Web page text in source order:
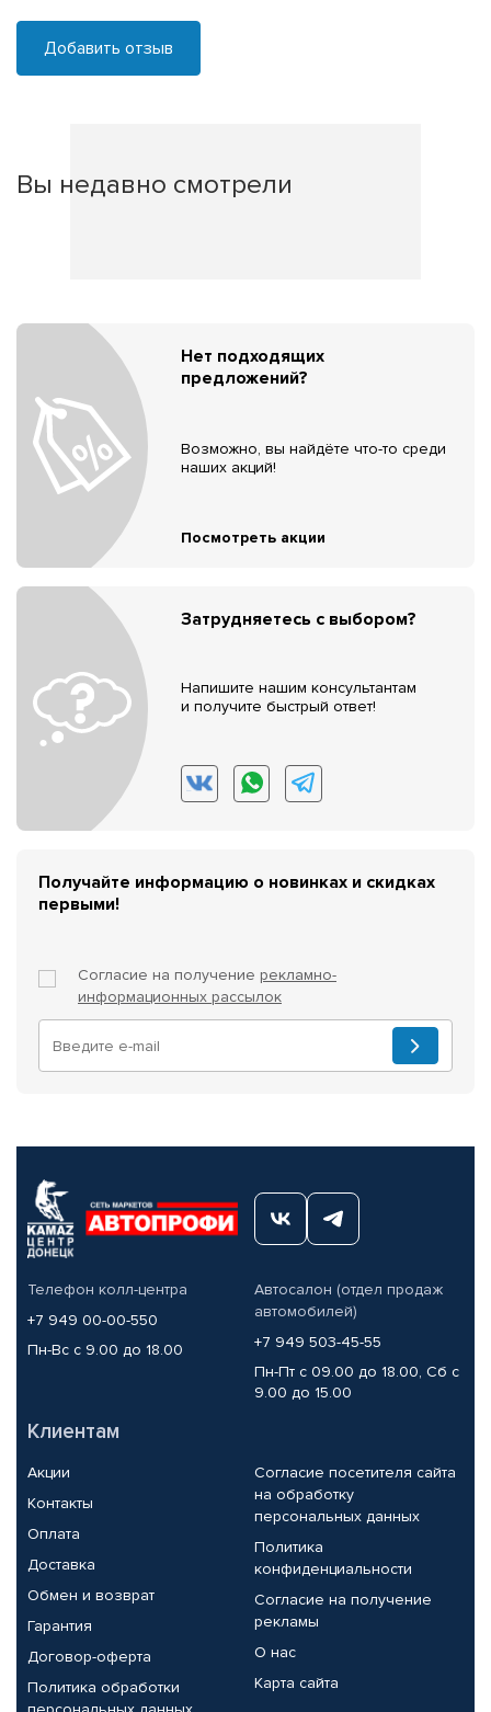
Добавить отзыв
Вы недавно смотрели
Нет подходящих
предложений?
Возможно, вы найдёте что-то среди
наших акций!
Посмотреть акции
Затрудняетесь с выбором?
Напишите нашим консультантам
и получите быстрый ответ!
Получайте информацию о новинках и скидках
первыми!
Согласие на получение рекламно-
информационных рассылок
Телефон колл-центра
+7 949 00-00-550
Пн-Вс с 9.00 до 18.00
Автосалон (отдел продаж
автомобилей)
+7 949 503-45-55
Пн-Пт с 09.00 до 18.00, Сб с
9.00 до 15.00
Клиентам
Акции
Контакты
Оплата
Доставка
Обмен и возврат
Гарантия
Договор-оферта
Политика обработки
Согласие посетителя сайта
на обработку
персональных данных
Политика
конфиденциальности
Согласие на получение
рекламы
О нас
Карта сайта